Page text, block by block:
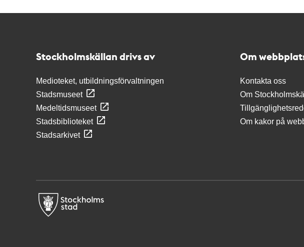
Stockholmskällan drivs av
Medioteket, utbildningsförvaltningen
Stadsmuseet
Medeltidsmuseet
Stadsbiblioteket
Stadsarkivet
Om
Kontakta oss
Om
Om kakor på